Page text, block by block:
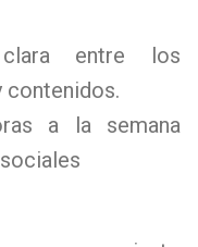
entre los
contenidos.
a la semana